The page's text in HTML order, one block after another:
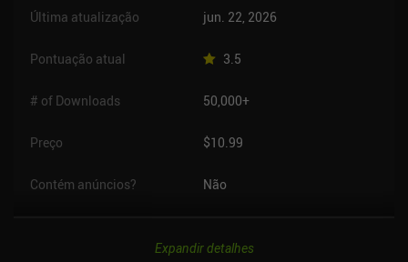
Última atualização jun. 22, 2026
Pontuação atual 3.5
# of Downloads 50,000+
Preço $10.99
Contém anúncios? Não
Expandir detalhes